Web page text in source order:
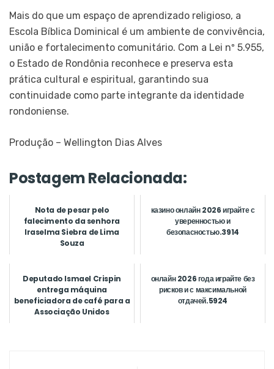
Mais do que um espaço de aprendizado religioso, a
Escola Bíblica Dominical é um ambiente de convivência,
união e fortalecimento comunitário. Com a Lei nº 5.955,
o Estado de Rondônia reconhece e preserva esta
prática cultural e espiritual, garantindo sua
continuidade como parte integrante da identidade
rondoniense.
Produção – Wellington Dias Alves
Postagem Relacionada:
Nota de pesar pelo
falecimento da senhora
Iraselma Siebra de Lima
Souza
казино онлайн 2026 играйте с
уверенностью и
безопасностью.3914
Deputado Ismael Crispin
entrega máquina
beneficiadora de café para a
Associação Unidos
онлайн 2026 года играйте без
рисков и с максимальной
отдачей.5924